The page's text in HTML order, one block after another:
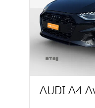
AUDI A4